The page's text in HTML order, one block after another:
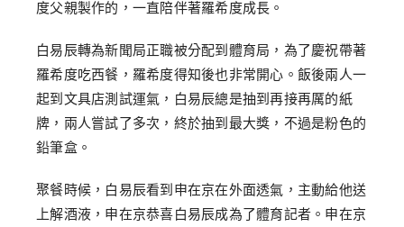
度父親製作的，一直陪伴著羅希度成長。
白易辰轉為新聞局正職被分配到體育局，為了慶祝帶著
羅希度吃西餐，羅希度得知後也非常開心。飯後兩人一
起到文具店測試運氣，白易辰總是抽到再接再厲的紙
牌，兩人嘗試了多次，終於抽到最大獎，不過是粉色的
鉛筆盒。
聚餐時候，白易辰看到申在京在外面透氣，主動給他送
上解酒液，申在京恭喜白易辰成為了體育記者。申在京